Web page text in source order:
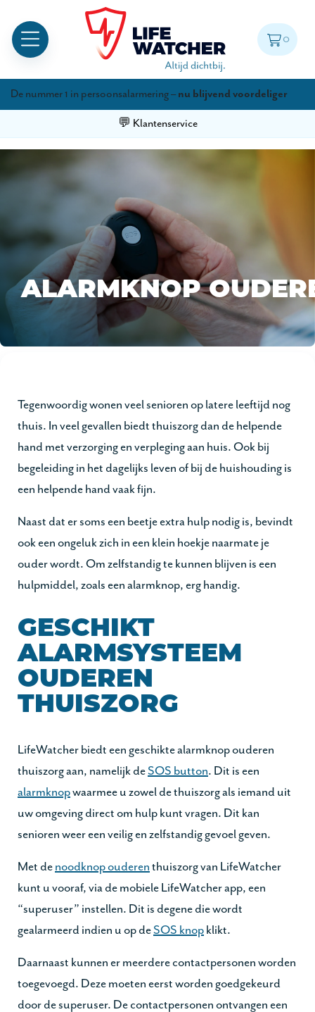
0
De nummer 1 in persoonsalarmering –nu blijvend voordeliger
💬 Klantenservice
ALARMKNOP
Tegenwoordig wonen veel senioren op latere leeftijd nog
thuis. In veel gevallen biedt thuiszorg dan de helpende
hand met verzorging en verpleging aan huis. Ook bij
begeleiding in het dagelijks leven of bij de huishouding is
een helpende hand vaak fijn.
Naast dat er soms een beetje extra hulp nodig is, bevindt
ook een ongeluk zich in een klein hoekje naarmate je
ouder wordt. Om zelfstandig te kunnen blijven is een
hulpmiddel, zoals een alarmknop, erg handig.
GESCHIKT
ALARMSYSTEEM
OUDEREN
THUISZORG
LifeWatcher biedt een geschikte alarmknop ouderen
thuiszorg aan, namelijk deSOS button. Dit is een
alarmknopwaarmee u zowel de thuiszorg als iemand uit
uw omgeving direct om hulp kunt vragen. Dit kan
senioren weer een veilig en zelfstandig gevoel geven.
Met de noodknop ouderen thuiszorg van LifeWatcher
kunt u vooraf, via de mobiele LifeWatcher app, een
“superuser” instellen. Dit is degene die wordt
gealarmeerd indien u op deSOS knop klikt.
Daarnaast kunnen er meerdere contactpersonen worden
toegevoegd. Deze moeten eerst worden goedgekeurd
door de superuser. De contactpersonen ontvangen een